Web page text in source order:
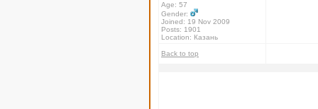
Age: 57
Gender:
Joined: 19 Nov 2009
Posts: 1901
Location: Казань
Back to top